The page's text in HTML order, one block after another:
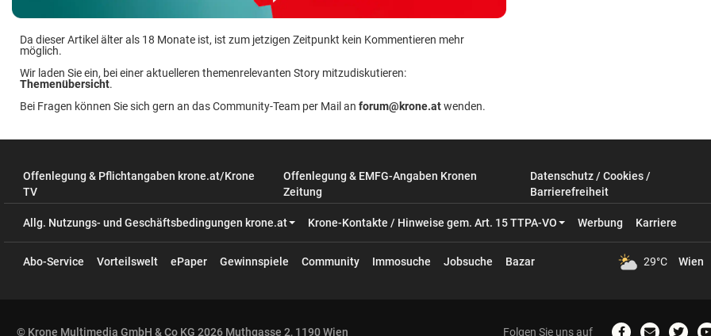
Da dieser Artikel älter als 18 Monate ist, ist zum jetzigen Zeitpunkt kein Kommentieren mehr
möglich.
Wir laden Sie ein, bei einer aktuelleren themenrelevanten Story mitzudiskutieren:
Themenübersicht.
Bei Fragen können Sie sich gern an das Community-Team per Mail an forum@krone.atwenden.
Offenlegung & Pflichtangaben krone.at/Krone
TV
Offenlegung & EMFG-Angaben Kronen
Zeitung
Datenschutz / Cookies /
Barrierefreiheit
Allg. Nutzungs- und Geschäftsbedingungen krone.at Krone-Kontakte / Hinweise gem. Art. 15 TTPA-VO Werbung Karriere
Abo-Service Vorteilswelt ePaper Gewinnspiele Community Immosuche Jobsuche Bazar 29°C Wien
© Krone Multimedia GmbH & Co KG 2026 Muthgasse 2, 1190 Wien Folgen Sie uns auf